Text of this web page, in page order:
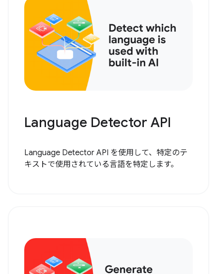
Language Detector API
Language Detector API を使用して、特定のテ
キストで使用されている言語を特定します。